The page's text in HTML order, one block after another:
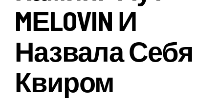
MЕLOVIN И
Назвала Себя
Квиром